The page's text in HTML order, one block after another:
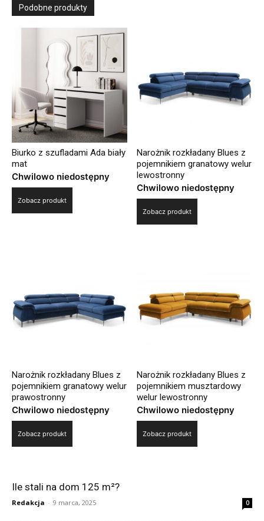
Podobne produkty
Biurko z szufladami Ada biały
mat
Chwilowo niedostępny
Zobacz produkt
Narożnik rozkładany Blues z
pojemnikiem granatowy welur
lewostronny
Chwilowo niedostępny
Zobacz produkt
Narożnik rozkładany Blues z
pojemnikiem granatowy welur
prawostronny
Chwilowo niedostępny
Zobacz produkt
Narożnik rozkładany Blues z
pojemnikiem musztardowy
welur lewostronny
Chwilowo niedostępny
Zobacz produkt
Ile stali na dom 125 m²?
Redakcja - 9 marca, 2025 0